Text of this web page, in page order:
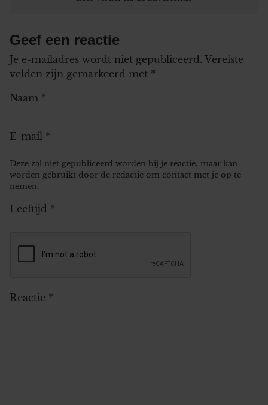
Geef een reactie
Je e-mailadres wordt niet gepubliceerd. Vereiste
velden zijn gemarkeerd met *
Naam *
E-mail *
Deze zal niet gepubliceerd worden bij je reactie, maar kan
worden gebruikt door de redactie om contact met je op te
nemen.
Leeftijd *
Reactie *